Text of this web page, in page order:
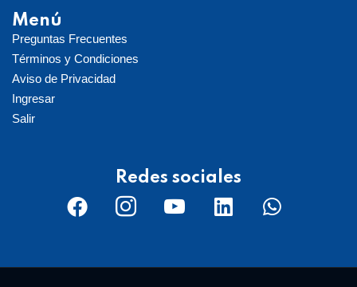
Menú
Preguntas Frecuentes
Términos y Condiciones
Aviso de Privacidad
Ingresar
Salir
Redes sociales